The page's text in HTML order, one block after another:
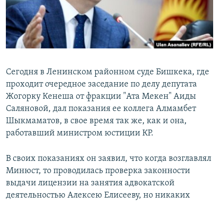
Сегодня в Ленинском районном суде Бишкека, где
проходит очередное заседание по делу депутата
Жогорку Кенеша от фракции "Ата Мекен" Аиды
Саляновой, дал показания ее коллега Алмамбет
Шыкмаматов, в свое время так же, как и она,
работавший министром юстиции КР.
В своих показаниях он заявил, что когда возглавлял
Минюст, то проводилась проверка законности
выдачи лицензии на занятия адвокатской
деятельностью Алексею Елисееву, но никаких